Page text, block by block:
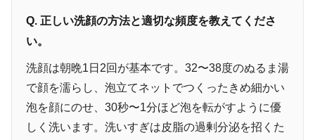
Q. 正しい洗顔の方法と適切な頻度を教えてくださ
い。
洗顔は朝晩1日2回が基本です。32〜38度のぬるま湯
で顔を濡らし、泡立てネットでつくったきめ細かい
泡を顔にのせ、30秒〜1分ほど泡を転がすように優
しく洗います。洗いすぎは皮脂の過剰分泌を招くた